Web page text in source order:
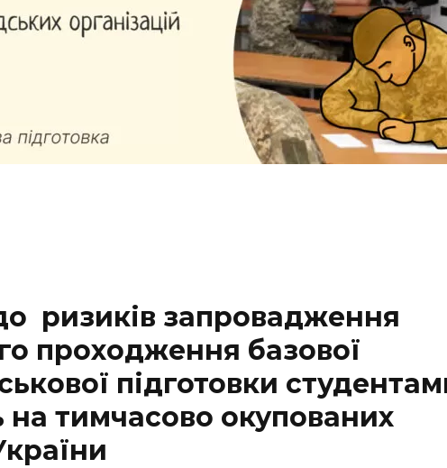
ризиків запровадження
проходження базової
підготовки
тимчасово окупованих